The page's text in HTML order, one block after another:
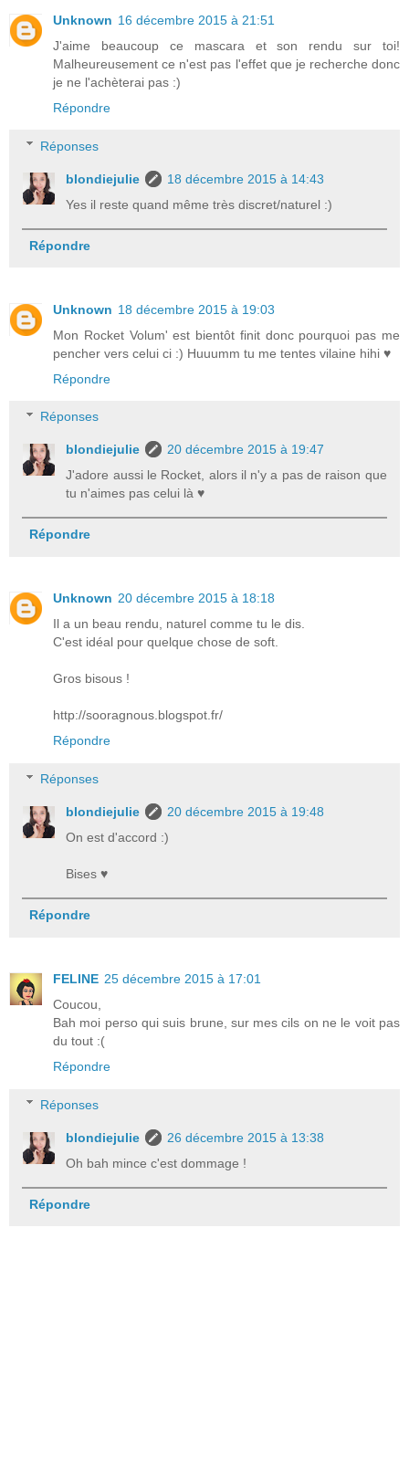
Unknown 16 décembre 2015 à 21:51
J'aime beaucoup ce mascara et son rendu sur toi!
Malheureusement ce n'est pas l'effet que je recherche donc
je ne l'achèterai pas :)
Répondre
Réponses
blondiejulie
18 décembre 2015 à 14:43
Yes il reste quand même très discret/naturel :)
Répondre
Unknown 18 décembre 2015 à 19:03
Mon Rocket Volum' est bientôt finit donc pourquoi pas me
pencher vers celui ci :) Huuumm tu me tentes vilaine hihi ♥
Répondre
Réponses
blondiejulie
20 décembre 2015 à 19:47
J'adore aussi le Rocket, alors il n'y a pas de raison que
tu n'aimes pas celui là ♥
Répondre
Unknown 20 décembre 2015 à 18:18
Il a un beau rendu, naturel comme tu le dis.
C'est idéal pour quelque chose de soft.
Gros bisous !
http://sooragnous.blogspot.fr/
Répondre
Réponses
blondiejulie
20 décembre 2015 à 19:48
On est d'accord :)
Bises ♥
Répondre
FELINE 25 décembre 2015 à 17:01
Coucou,
Bah moi perso qui suis brune, sur mes cils on ne le voit pas
du tout :(
Répondre
Réponses
blondiejulie
26 décembre 2015 à 13:38
Oh bah mince c'est dommage !
Répondre